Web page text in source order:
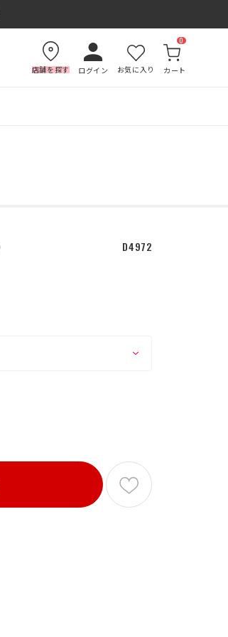
店舗を探す ログイン お気に入り カート
0
D4972